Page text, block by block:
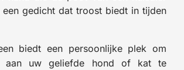
een gedicht dat troost biedt in tijden
biedt een persoonlijke plek om
aan uw geliefde hond of kat te